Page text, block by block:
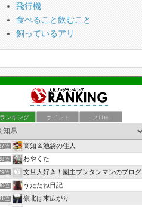
飛行機
食べること飲むこと
飼っているアリ
ランキング ポイント ブロ画
位 高知＆池袋の住人
位 わやくた
位 文旦大好き！園主ブンタンマンのブログ
位 うたたね日記
位 嶺北は末広がり